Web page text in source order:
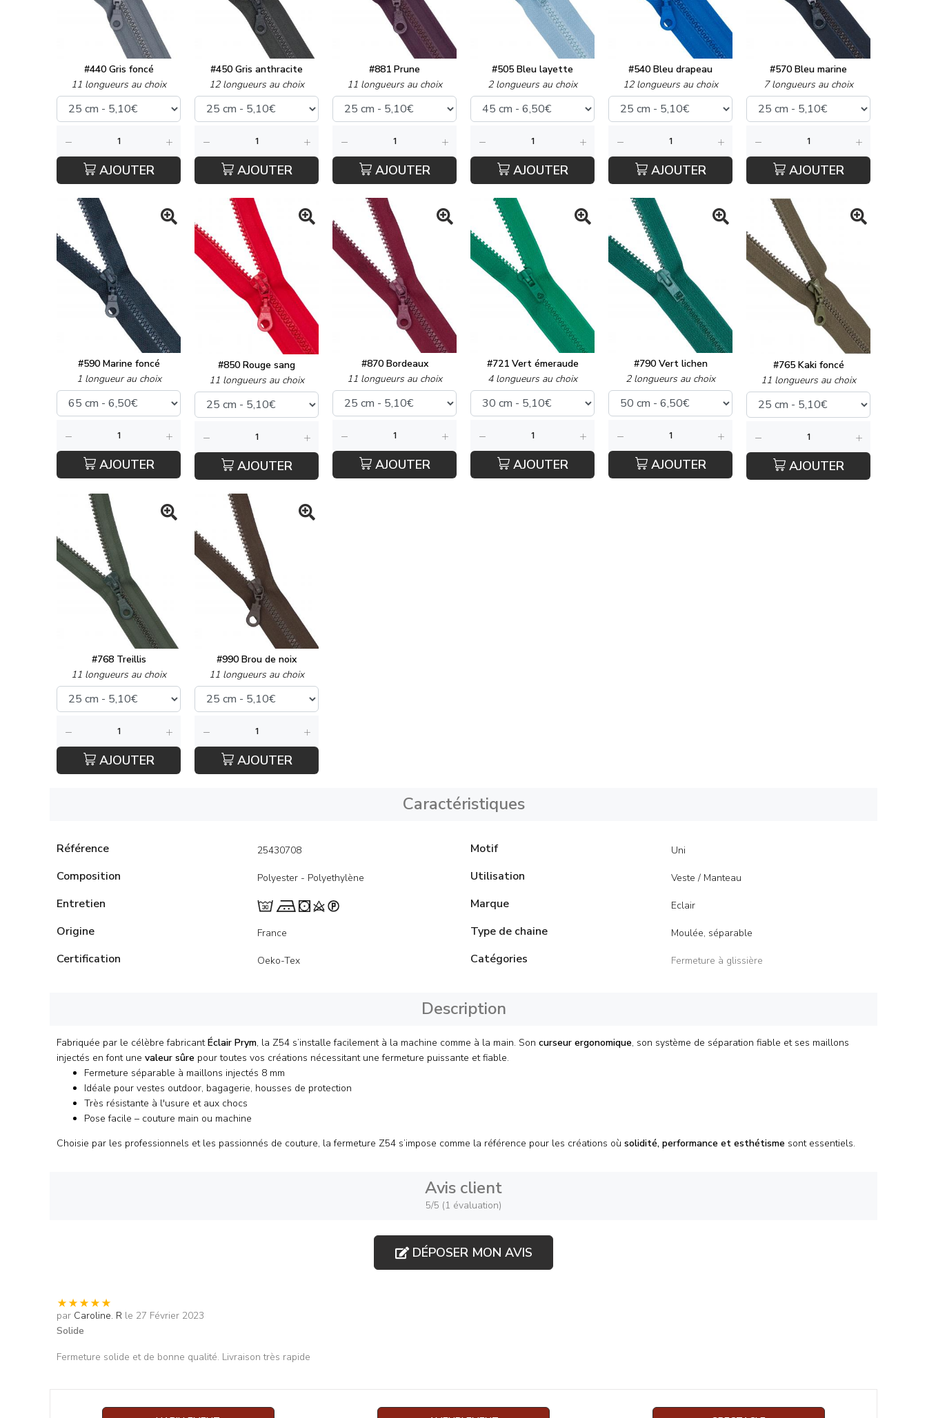
#440 Gris foncé
11 longueurs au choix
AJOUTER
#450 Gris anthracite
12 longueurs au choix
AJOUTER
#881 Prune
11 longueurs au choix
AJOUTER
#505 Bleu layette
2 longueurs au choix
AJOUTER
#540 Bleu drapeau
12 longueurs au choix
AJOUTER
#570 Bleu marine
7 longueurs au choix
AJOUTER
#590 Marine foncé
1 longueur au choix
AJOUTER
#850 Rouge sang
11 longueurs au choix
AJOUTER
#870 Bordeaux
11 longueurs au choix
AJOUTER
#721 Vert émeraude
4 longueurs au choix
AJOUTER
#790 Vert lichen
2 longueurs au choix
AJOUTER
#765 Kaki foncé
11 longueurs au choix
AJOUTER
#768 Treillis
11 longueurs au choix
AJOUTER
#990 Brou de noix
11 longueurs au choix
AJOUTER
Caractéristiques
Référence 25430708
Composition Polyester - Polyethylène
Entretien
Origine
France
Certification Oeko-Tex
Motif Uni
Utilisation Veste / Manteau
Marque Eclair
Type de chaine Moulée, séparable
Catégories Fermeture à glissière
Description
Fabriquée par le célèbre fabricantÉclair Prym, la Z54 s’installe facilement à la machine comme à la main. Son curseur ergonomique, son système de séparation fiable et ses maillons
injectés en font une valeur sûre pour toutes vos créations nécessitant une fermeture puissante et fiable.
Fermeture séparable à maillons injectés 8 mm
Idéale pour vestes outdoor, bagagerie, housses de protection
Très résistante à l'usure et aux chocs
Pose facile – couture main ou machine
Choisie par les professionnels et les passionnés de couture, la fermeture Z54 s’impose comme la référence pour les créations où solidité, performance et esthétisme sont essentiels.
Avis client
5/5 (1 évaluation)
DÉPOSER MON AVIS
par Caroline. R le 27 Février 2023
Solide
Fermeture solide et de bonne qualité. Livraison très rapide